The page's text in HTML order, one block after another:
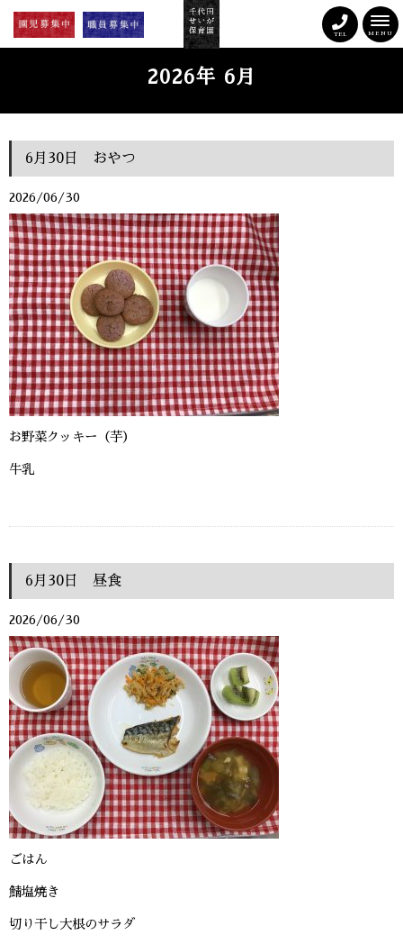
MENU
TEL
2026年 6月
6月30日 おやつ
2026/06/30
お野菜クッキー（芋）
牛乳
6月30日 昼食
2026/06/30
ごはん
鯖塩焼き
切り干し大根のサラダ